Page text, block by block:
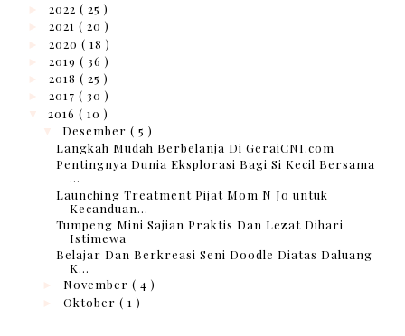
2022 ( 25 )
2021 ( 20 )
2020 ( 18 )
2019 ( 36 )
2018 ( 25 )
2017 ( 30 )
2016 ( 10 )
Desember ( 5 )
Langkah Mudah Berbelanja Di GeraiCNI.com
Pentingnya Dunia Eksplorasi Bagi Si Kecil Bersama
...
Launching Treatment Pijat Mom N Jo untuk
Kecanduan...
Tumpeng Mini Sajian Praktis Dan Lezat Dihari
Istimewa
Belajar Dan Berkreasi Seni Doodle Diatas Daluang
K...
November ( 4 )
Oktober ( 1 )